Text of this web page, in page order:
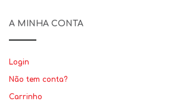
A MINHA CONTA
Login
Não tem conta?
Carrinho